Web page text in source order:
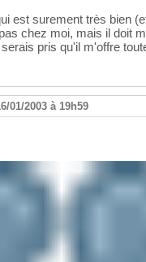
est surement très bien
chez moi, mais il doit
pris qu'il m'offre
01/2003 à 19h59